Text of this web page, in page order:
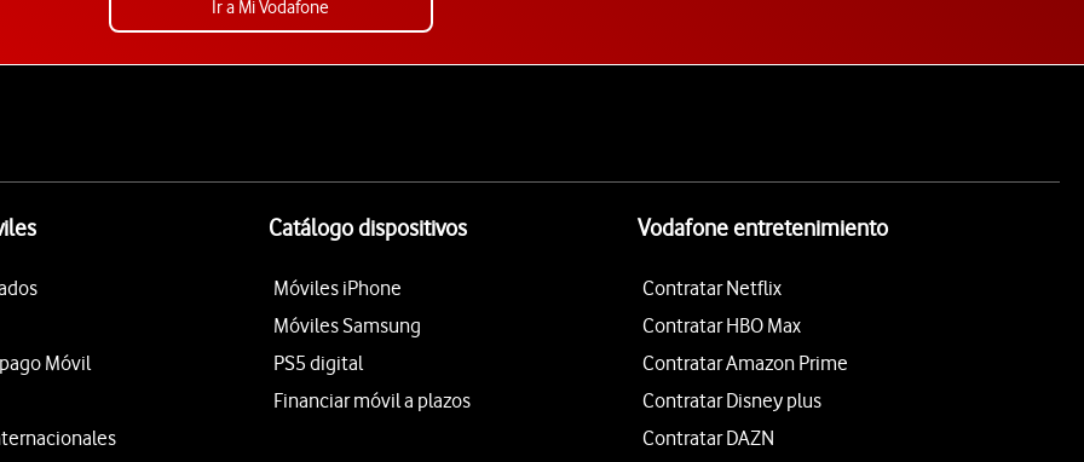
Ir a Mi Vodafone
Móvil
Catálogo dispositivos
Móviles iPhone
Móviles Samsung
PS5 digital
Financiar móvil a plazos
Vodafone entretenimiento
Contratar Netflix
Contratar HBO Max
Contratar Amazon Prime
Contratar Disney plus
Contratar DAZN